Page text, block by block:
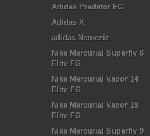
Adidas Predator FG
Adidas X
adidas Nemeziz
Nike Mercurial Superfly 8
Elite FG
Nike Mercurial Vapor 14
Elite FG
Nike Mercurial Vapor 15
Elite FG
Nike Mercurial Superfly 9